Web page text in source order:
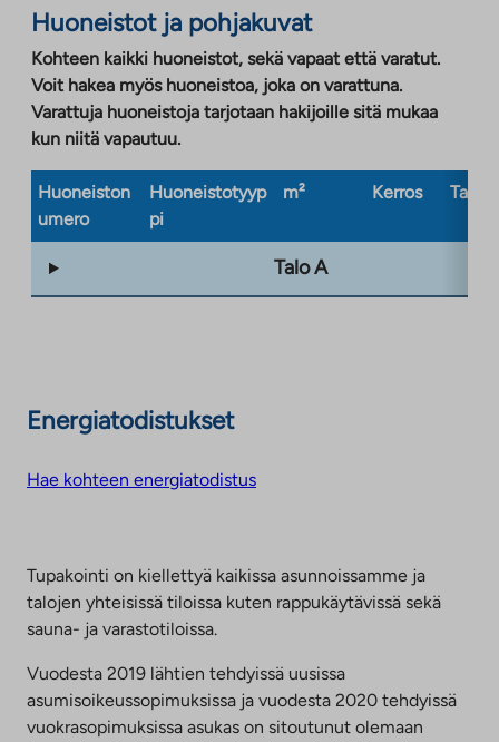
Huoneistot ja pohjakuvat
Kohteen kaikki huoneistot, sekä vapaat että varatut.
Voit hakea myös huoneistoa, joka on varattuna.
Varattuja huoneistoja tarjotaan hakijoille sitä mukaa
kun niitä vapautuu.
Huoneiston
umero
Huoneistotyyp
pi
m² Kerros
Talo A
Energiatodistukset
Hae kohteen energiatodistus
Tupakointi on kiellettyä kaikissa asunnoissamme ja
talojen yhteisissä tiloissa kuten rappukäytävissä sekä
sauna- ja varastotiloissa.
Vuodesta 2019 lähtien tehdyissä uusissa
asumisoikeussopimuksissa ja vuodesta 2020 tehdyissä
vuokrasopimuksissa asukas on sitoutunut olemaan